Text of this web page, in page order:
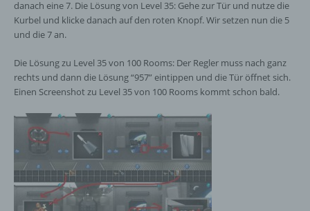
danach eine 7. Die Lösung von Level 35: Gehe zur Tür und nutze die
Kurbel und klicke danach auf den roten Knopf. Wir setzen nun die 5
und die 7 an.
Die Lösung zu Level 35 von 100 Rooms: Der Regler muss nach ganz
rechts und dann die Lösung “957” eintippen und die Tür öffnet sich.
Einen Screenshot zu Level 35 von 100 Rooms kommt schon bald.